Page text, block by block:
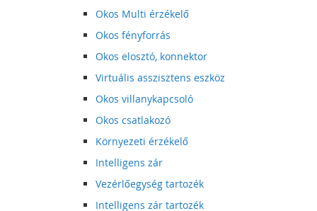
Okos Multi érzékelő
Okos fényforrás
Okos elosztó, konnektor
Virtuális asszisztens eszköz
Okos villanykapcsoló
Okos csatlakozó
Környezeti érzékelő
Intelligens zár
Vezérlőegység tartozék
Intelligens zár tartozék